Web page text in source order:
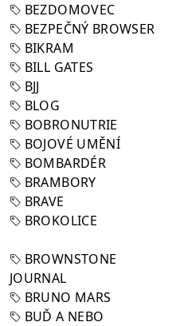
BEZDOMOVEC
BEZPEČNÝ BROWSER
BIKRAM
BILL GATES
BJJ
BLOG
BOBRONUTRIE
BOJOVÉ UMĚNÍ
BOMBARDÉR
BRAMBORY
BRAVE
BROKOLICE
BROWNSTONE
JOURNAL
BRUNO MARS
BUĎ A NEBO